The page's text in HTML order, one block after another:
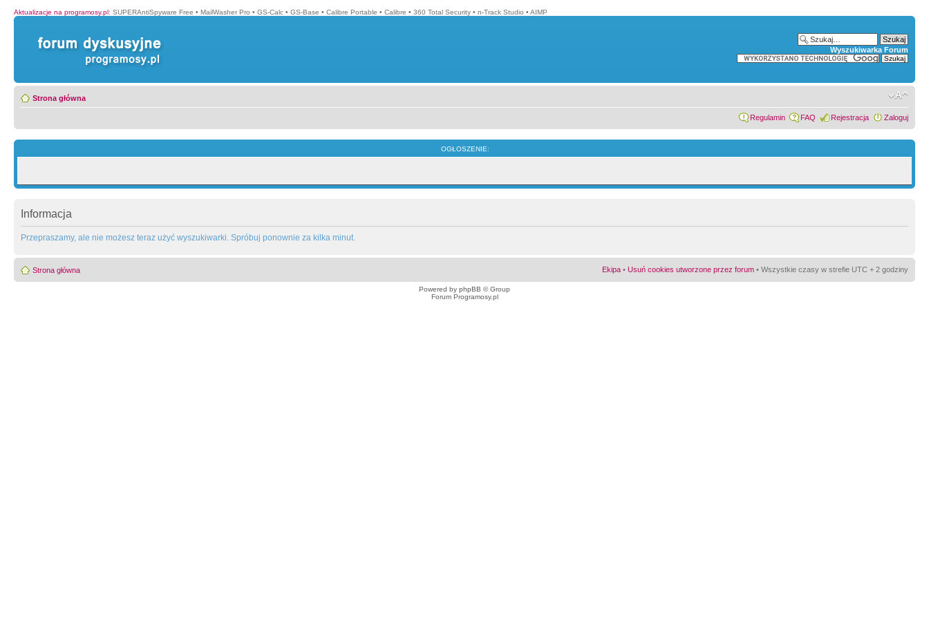
Aktualizacje na programosy.pl: SUPERAntiSpyware Free • MailWasher Pro • GS-Calc • GS-Base • Calibre Portable • Calibre • 360 Total Security • n-Track Studio • AIMP
Wyszukiwarka Forum
Strona główna
Regulamin FAQ Rejestracja Zaloguj
OGŁOSZENIE:
Informacja
Przepraszamy, ale nie możesz teraz użyć wyszukiwarki. Spróbuj ponownie za kilka minut.
Strona główna Ekipa • Usuń cookies utworzone przez forum • Wszystkie czasy w strefie UTC + 2 godziny
Powered by phpBB © Group
Forum Programosy.pl